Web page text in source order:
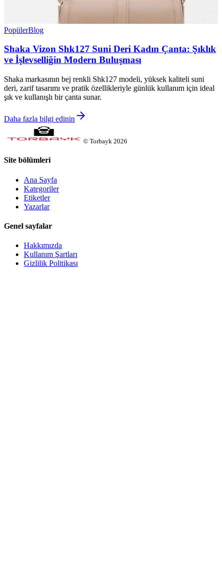
PopülerBlog
Shaka Vizon Shk127 Suni Deri Kadın Çanta: Şıklık
ve İşlevselliğin Modern Buluşması
Shaka markasının bej renkli Shk127 modeli, yüksek kaliteli suni
deri, zarif tasarımı ve pratik özellikleriyle günlük kullanım için ideal
şık ve kullanışlı bir çanta sunar.
Daha fazla bilgi edinin
© Torbayk 2026
Site bölümleri
Ana Sayfa
Kategoriler
Etiketler
Yazarlar
Genel sayfalar
Hakkımızda
Kullanım Şartları
Gizlilik Politikası